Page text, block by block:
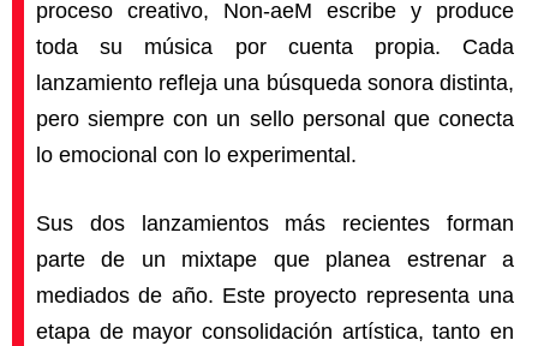
proceso creativo, Non-aeM escribe y produce
toda su música por cuenta propia. Cada
lanzamiento refleja una búsqueda sonora distinta,
pero siempre con un sello personal que conecta
lo emocional con lo experimental.
Sus dos lanzamientos más recientes forman
parte de un mixtape que planea estrenar a
mediados de año. Este proyecto representa una
etapa de mayor consolidación artística, tanto en